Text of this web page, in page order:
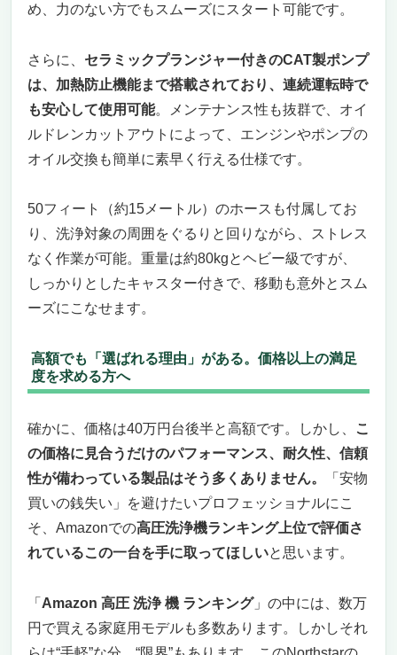
め、力のない方でもスムーズにスタート可能です。
さらに、 セラミックプランジャー付きのCAT製ポンプ
は、加熱防止機能まで搭載されており、連続運転時で
も安心して使用可能。メンテナンス性も抜群で、オイ
ルドレンカットアウトによって、エンジンやポンプの
オイル交換も簡単に素早く行える仕様です。
50フィート（約15メートル）のホースも付属してお
り、洗浄対象の周囲をぐるりと回りながら、ストレス
なく作業が可能。重量は約80kgとヘビー級ですが、
しっかりとしたキャスター付きで、移動も意外とスム
ーズにこなせます。
高額でも「選ばれる理由」がある。価格以上の満足
度を求める方へ
確かに、価格は40万円台後半と高額です。しかし、
こ
の価格に見合うだけのパフォーマンス、耐久性、信頼
性が備わっている製品はそう多くありません。
「安物
買いの銭失い」を避けたいプロフェッショナルにこ
そ、Amazonでの高圧洗浄機ランキング上位で評価さ
れているこの一台を手に取ってほしいと思います。
「 Amazon 高圧 洗浄 機 ランキング」の中には、数万
円で買える家庭用モデルも多数あります。しかしそれ